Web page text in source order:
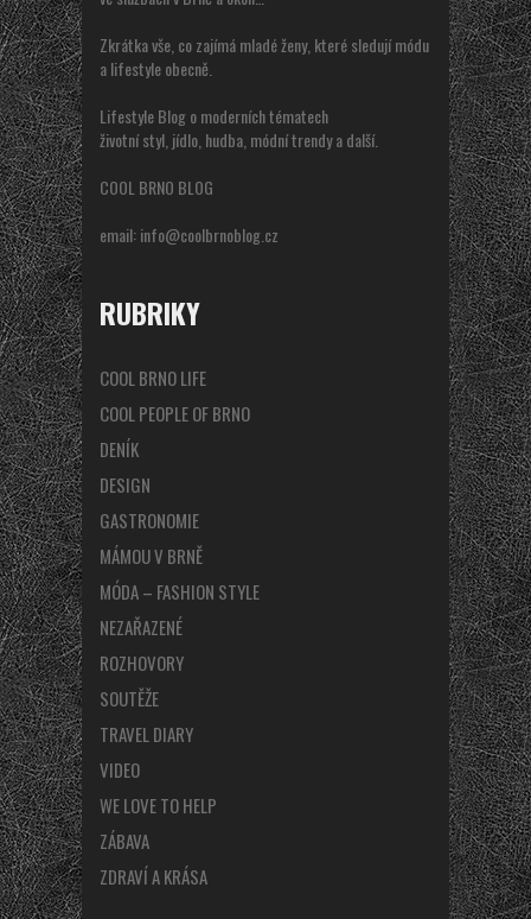
Zkrátka vše, co zajímá mladé ženy, které sledují módu
a lifestyle obecně.
Lifestyle Blog o moderních tématech
životní styl, jídlo, hudba, módní trendy a další.
COOL BRNO BLOG
email:info@coolbrnoblog.cz
RUBRIKY
COOL BRNO LIFE
COOL PEOPLE OF BRNO
DENÍK
DESIGN
GASTRONOMIE
MÁMOU V BRNĚ
MÓDA – FASHION STYLE
NEZAŘAZENÉ
ROZHOVORY
SOUTĚŽE
TRAVEL DIARY
VIDEO
WE LOVE TO HELP
ZÁBAVA
ZDRAVÍ A KRÁSA